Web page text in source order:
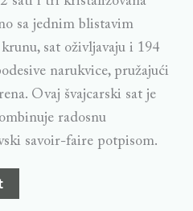
sa jednim blistavim
sat oživljavaju i 194
narukvice, pružajući
Ovaj švajcarski sat je
radosnu
savoir-faire potpisom.